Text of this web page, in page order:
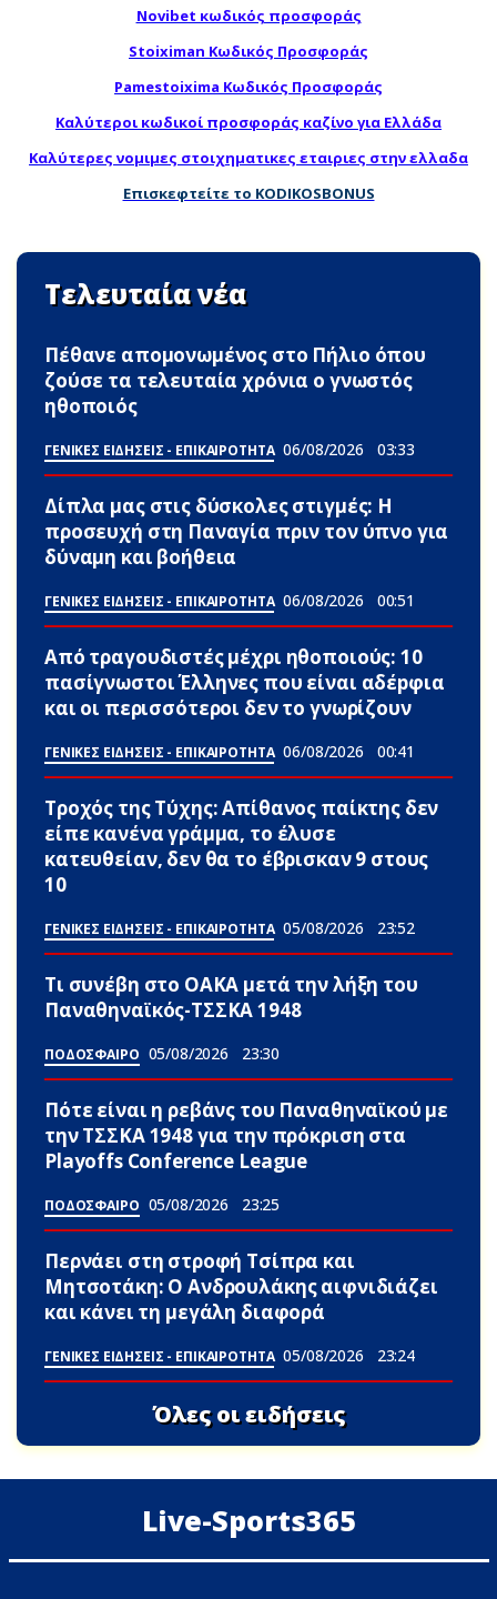
Novibet κωδικός προσφοράς
Stoiximan Κωδικός Προσφοράς
Pamestoixima Κωδικός Προσφοράς
Καλύτεροι κωδικοί προσφοράς καζίνο για Ελλάδα
Καλύτερες νομιμες στοιχηματικες εταιριες στην ελλαδα
Επισκεφτείτε το KODIKOSBONUS
Τελευταία νέα
Πέθανε απομονωμένος στο Πήλιο όπου
ζούσε τα τελευταία χρόνια ο γνωστός
ηθοποιός
ΓΕΝΙΚΕΣ ΕΙΔΗΣΕΙΣ - ΕΠΙΚΑΙΡΟΤΗΤΑ 06/08/2026 03:33
Δίπλα μας στις δύσκολες στιγμές: Η
προσευχή στη Παναγία πριν τον ύπνο για
δύναμη και βοήθεια
ΓΕΝΙΚΕΣ ΕΙΔΗΣΕΙΣ - ΕΠΙΚΑΙΡΟΤΗΤΑ 06/08/2026 00:51
Από τραγουδιστές μέχρι ηθοποιούς: 10
πασίγνωστοι Έλληνες που είναι αδέpφια
και οι περισσότεροι δεν το γνωρίζουν
ΓΕΝΙΚΕΣ ΕΙΔΗΣΕΙΣ - ΕΠΙΚΑΙΡΟΤΗΤΑ 06/08/2026 00:41
Τροχός της Τύχης: Απίθανος παίκτης δεν
είπε κανένα γράμμα, το έλυσε
κατευθείαν, δεν θα το έβρισκαν 9 στους
10
ΓΕΝΙΚΕΣ ΕΙΔΗΣΕΙΣ - ΕΠΙΚΑΙΡΟΤΗΤΑ 05/08/2026 23:52
Τι συνέβη στο ΟΑΚΑ μετά την λήξη του
Παναθηναϊκός-ΤΣΣΚΑ 1948
ΠΟΔΟΣΦΑΙΡΟ 05/08/2026 23:30
Πότε είναι η ρεβάνς του Παναθηναϊκού με
την ΤΣΣΚΑ 1948 για την πρόκριση στα
Playoffs Conference League
ΠΟΔΟΣΦΑΙΡΟ 05/08/2026 23:25
Περνάει στη στροφή Τσίπρα και
Μητσοτάκη: Ο Ανδρουλάκης αιφνιδιάζει
και κάνει τη μεγάλη διαφορά
ΓΕΝΙΚΕΣ ΕΙΔΗΣΕΙΣ - ΕΠΙΚΑΙΡΟΤΗΤΑ 05/08/2026 23:24
Όλες οι ειδήσεις
Live-Sports365